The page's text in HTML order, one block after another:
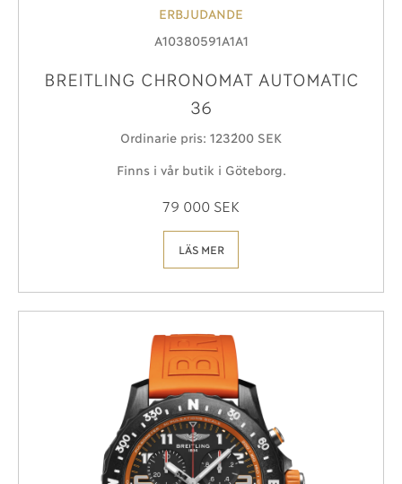
ERBJUDANDE
A10380591A1A1
BREITLING CHRONOMAT AUTOMATIC
36
Ordinarie pris: 123´200 SEK
Finns i vår butik i Göteborg.
79 000 SEK
LÄS MER